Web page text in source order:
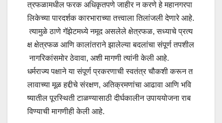
त्रफळामधील फरक अधिकृतपणे जाहीर न करणे हे महानगरपा
लिकेच्या पारदर्शक कारभाराच्या तत्त्वाला तिलांजली देणारे आहे.
त्यामुळे ठाणे गॅझेटमध्ये नमूद असलेले क्षेत्रफळ, सध्याचे प्रत्य
क्ष क्षेत्रफळ आणि कालांतराने झालेल्या बदलांचा संपूर्ण तपशील
नागरिकांसमोर ठेवावा, अशी मागणी त्यांनी केली आहे.
धर्मराज्य पक्षाने या संपूर्ण प्रकरणाची स्वतंत्र चौकशी करून त
लावाच्या मूळ हद्दीचे संरक्षण, अतिक्रमणांचा आढावा आणि भवि
ष्यातील पूरस्थिती टाळण्यासाठी दीर्घकालीन उपाययोजना राब
विण्याची मागणीही केली आहे.